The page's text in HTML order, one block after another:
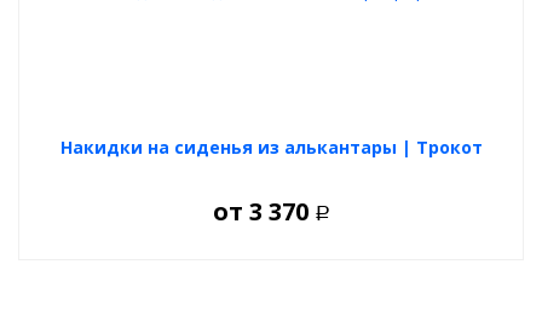
Накидки на сиденья из алькантары | Трокот
от 3 370 Р